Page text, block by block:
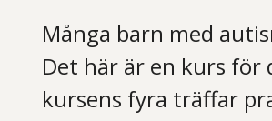
Många barn med
Det här är en kurs för
kursens fyra träffar